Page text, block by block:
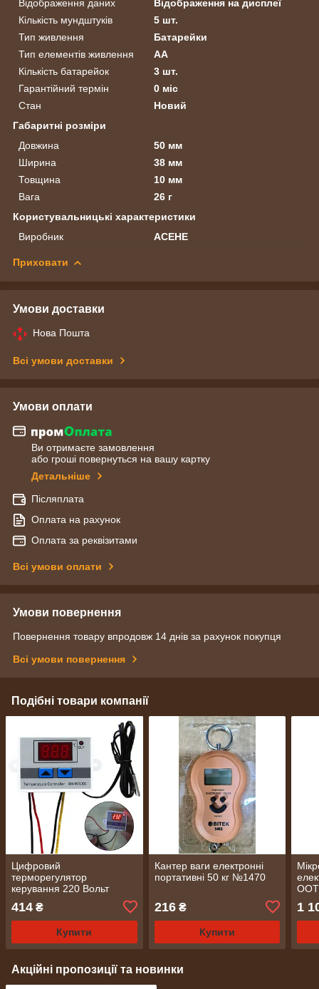
Відображення даних
Відображення на дисплеї
Кількість мундштуків
5 шт.
Тип живлення
Батарейки
Тип елементів живлення
AA
Кількість батарейок
3 шт.
Гарантійний термін
0 міс
Стан
Новий
Габаритні розміри
Довжина
50 мм
Ширина
38 мм
Товщина
10 мм
Вага
26 г
Користувальницькі характеристики
Виробник
ACEHE
Приховати
Умови доставки
Нова Пошта
Всі умови доставки
Умови оплати
Ви отримаєте замовлення
або гроші повернуться на вашу картку
Детальніше
Післяплата
Оплата на рахунок
Оплата за реквізитами
Всі умови оплати
Умови повернення
Повернення товару впродовж 14 днів за рахунок покупця
Всі умови повернення
Подібні товари компанії
Цифровий
терморегулятор
керування 220 Вольт
414 ₴
Купити
Кантер ваги електронні
портативні 50 кг №1470
216₴
Купити
1
Акційні пропозиції та новинки